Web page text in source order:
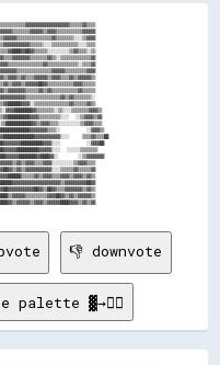
░░▒▒▓▓▓▓▒▒▓▓
░░▓▓▓▓▒▒
▒▒▒▒▓▓▒▒▒▒██
░░▓▓▓▓██
░░░░░░▒▒▒▒▒▒▒▒
░░▒▒▓▓▓▓▓▓▓▓
👎 downvote
palette ▓→✊🏽